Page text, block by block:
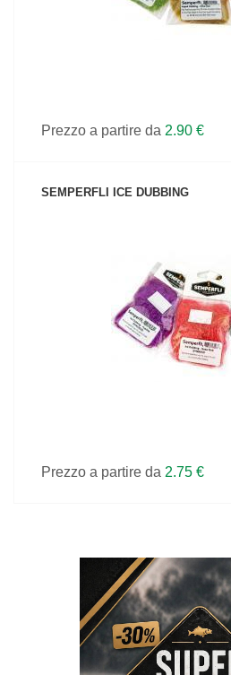
Prezzo a partire da 2.90 €
SEMPERFLI ICE DUBBING
VEDI IL
Prezzo a partire da 2.75 €